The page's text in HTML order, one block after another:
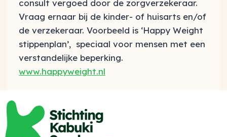
consult vergoed door de zorgverzekeraar.
Vraag ernaar bij de kinder- of huisarts en/of
de verzekeraar. Voorbeeld is ‘Happy Weight
stippenplan’, speciaal voor mensen met een
verstandelijke beperking.
www.happyweight.nl